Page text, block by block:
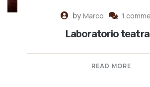
byMarco 1
Laboratorio
READ MORE